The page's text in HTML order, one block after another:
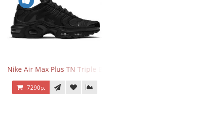
Nike Air Max Plus TN Triple Black
7290р.